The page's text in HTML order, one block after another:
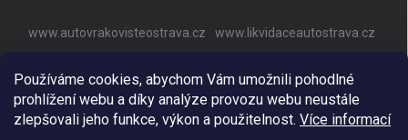
Používáme cookies, abychom Vám umožnili pohodlné
prohlížení webu a díky analýze provozu webu neustále
zlepšovali jeho funkce, výkon a použitelnost. Více informací
www.autovrakovisteostrava.cz
www.likvidaceautostrava.cz